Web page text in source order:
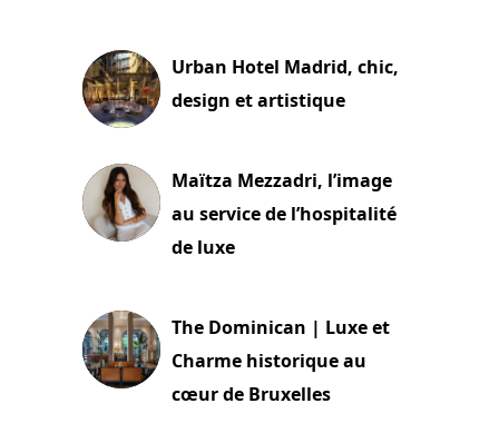
Urban Hotel Madrid, chic,
design et artistique
Maïtza Mezzadri, l’image
au service de l’hospitalité
de luxe
The Dominican | Luxe et
Charme historique au
cœur de Bruxelles